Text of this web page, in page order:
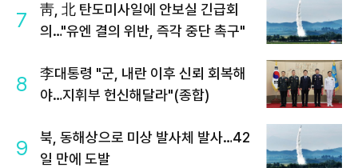
7
靑, 北 탄도미사일에 안보실 긴급회
의…"유엔 결의 위반, 즉각 중단 촉구"
8
李대통령 "군, 내란 이후 신뢰 회복해
야…지휘부 헌신해달라"(종합)
9
북, 동해상으로 미상 발사체 발사…42
일 만에 도발